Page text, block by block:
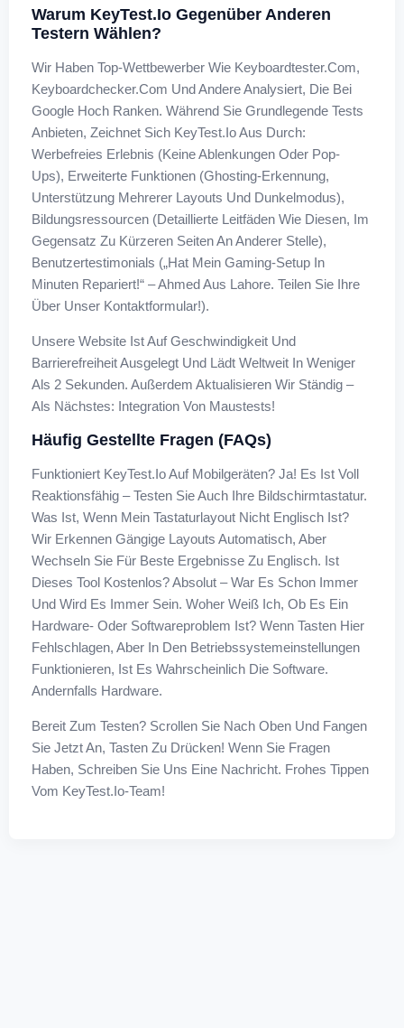
Warum KeyTest.io Gegenüber Anderen
Testern Wählen?
Wir Haben Top-Wettbewerber Wie Keyboardtester.com,
Keyboardchecker.com Und Andere Analysiert, Die Bei
Google Hoch Ranken. Während Sie Grundlegende Tests
Anbieten, Zeichnet Sich KeyTest.io Aus Durch:
Werbefreies Erlebnis (Keine Ablenkungen Oder Pop-
Ups), Erweiterte Funktionen (Ghosting-Erkennung,
Unterstützung Mehrerer Layouts Und Dunkelmodus),
Bildungsressourcen (Detaillierte Leitfäden Wie Diesen, Im
Gegensatz Zu Kürzeren Seiten An Anderer Stelle),
Benutzertestimonials („Hat Mein Gaming-Setup In
Minuten Repariert!“ – Ahmed Aus Lahore. Teilen Sie Ihre
Über Unser Kontaktformular!).
Unsere Website Ist Auf Geschwindigkeit Und
Barrierefreiheit Ausgelegt Und Lädt Weltweit In Weniger
Als 2 Sekunden. Außerdem Aktualisieren Wir Ständig –
Als Nächstes: Integration Von Maustests!
Häufig Gestellte Fragen (FAQs)
Funktioniert KeyTest.io Auf Mobilgeräten? Ja! Es Ist Voll
Reaktionsfähig – Testen Sie Auch Ihre Bildschirmtastatur.
Was Ist, Wenn Mein Tastaturlayout Nicht Englisch Ist?
Wir Erkennen Gängige Layouts Automatisch, Aber
Wechseln Sie Für Beste Ergebnisse Zu Englisch. Ist
Dieses Tool Kostenlos? Absolut – War Es Schon Immer
Und Wird Es Immer Sein. Woher Weiß Ich, Ob Es Ein
Hardware- Oder Softwareproblem Ist? Wenn Tasten Hier
Fehlschlagen, Aber In Den Betriebssystemeinstellungen
Funktionieren, Ist Es Wahrscheinlich Die Software.
Andernfalls Hardware.
Bereit Zum Testen? Scrollen Sie Nach Oben Und Fangen
Sie Jetzt An, Tasten Zu Drücken! Wenn Sie Fragen
Haben, Schreiben Sie Uns Eine Nachricht. Frohes Tippen
Vom KeyTest.io-Team!